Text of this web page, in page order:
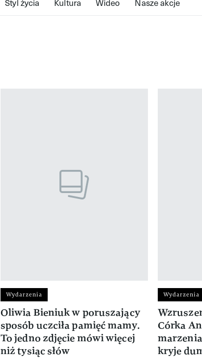
Wydarzenia
Oliwia Bieniuk w poruszający
sposób uczciła pamięć mamy.
To jedno zdjęcie mówi więcej
niż tysiąc słów
Wydarzenia
Córka
kryje